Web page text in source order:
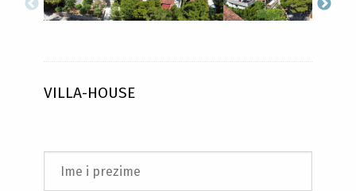
VILLA-HOUSE